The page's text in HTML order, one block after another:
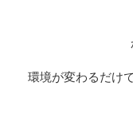
環境が変わるだけ